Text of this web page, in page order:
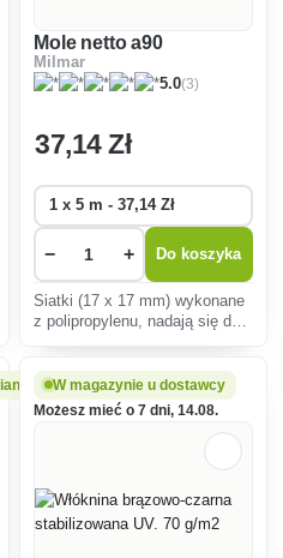
Mole netto a90
Milmar
5.0(3)
37,14 Zł
− + Do koszyka
Siatki (17 x 17 mm) wykonane
z polipropylenu, nadają się do
trawnikowe jako skuteczna
ochrona przed kretami.
W magazynie u dostawcy
Możesz mieć o 7 dni, 14.08.